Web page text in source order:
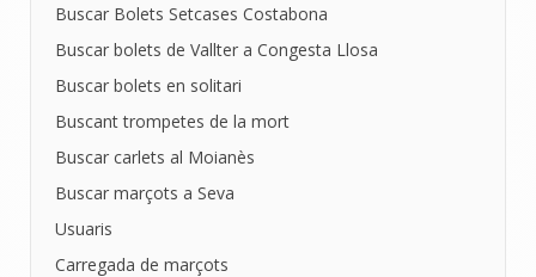
Buscar Bolets Setcases Costabona
Buscar bolets de Vallter a Congesta Llosa
Buscar bolets en solitari
Buscant trompetes de la mort
Buscar carlets al Moianès
Buscar marçots a Seva
Usuaris
Carregada de marçots